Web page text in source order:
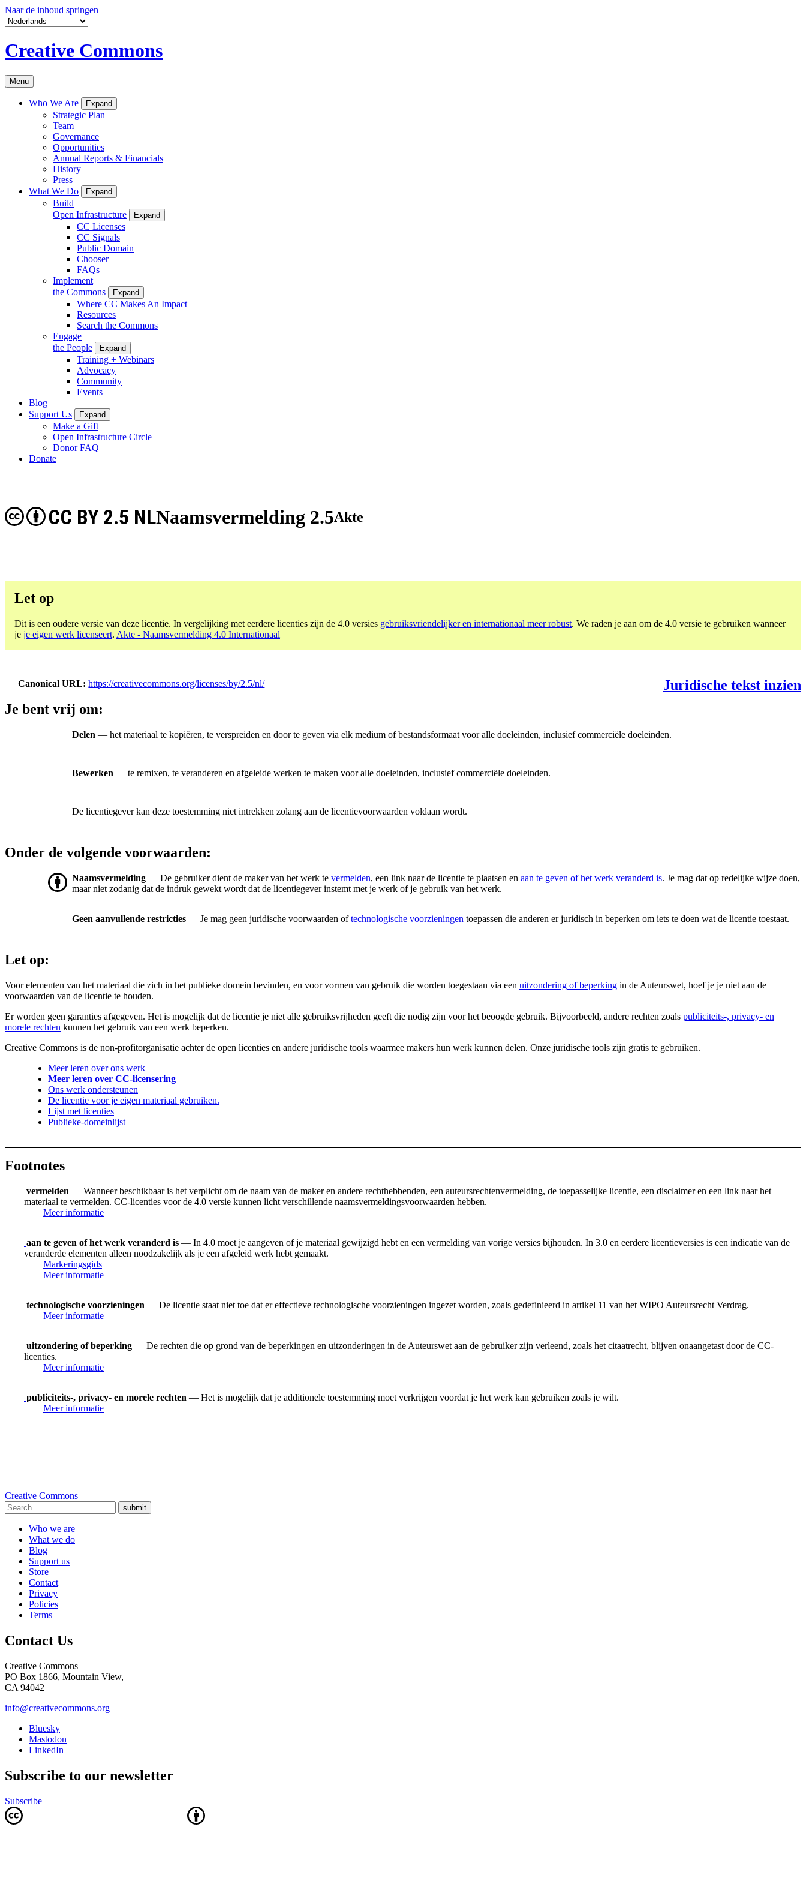
Naar de inhoud springen
Creative Commons
Menu
Who We Are Expand
Strategic Plan
Team
Governance
Opportunities
Annual Reports & Financials
History
Press
What We Do
Expand
Build
Open Infrastructure
Expand
CC Licenses
CC Signals
Public Domain
Chooser
FAQs
Implement
the Commons
Expand
Where CC Makes An Impact
Resources
Search the Commons
Engage
the People
Expand
Training + Webinars
Advocacy
Community
Events
Blog
Support Us
Expand
Make a Gift
Open Infrastructure Circle
Donor FAQ
Donate
Naamsvermelding 2.5
CC BY 2.5 NL Akte
Let op
Dit is een oudere versie van deze licentie. In vergelijking met eerdere licenties zijn de 4.0 versies gebruiksvriendelijker en internationaal meer robust. We raden je aan om de 4.0 versie te gebruiken wanneer
je je eigen werk licenseert. Akte - Naamsvermelding 4.0 Internationaal
Canonical URL https://creativecommons.org/licenses/by/2.5/nl/
Juridische tekst inzien
Je bent vrij om:
Delen — het materiaal te kopiëren, te verspreiden en door te geven via elk medium of bestandsformaat voor alle doeleinden, inclusief commerciële doeleinden.
Bewerken — te remixen, te veranderen en afgeleide werken te maken voor alle doeleinden, inclusief commerciële doeleinden.
De licentiegever kan deze toestemming niet intrekken zolang aan de licentievoorwaarden voldaan wordt.
Onder de volgende voorwaarden:
Naamsvermelding — De gebruiker dient de maker van het werk te vermelden, een link naar de licentie te plaatsen en aan te geven of het werk veranderd is. Je mag dat op redelijke wijze doen,
maar niet zodanig dat de indruk gewekt wordt dat de licentiegever instemt met je werk of je gebruik van het werk.
Geen aanvullende restricties — Je mag geen juridische voorwaarden oftechnologische voorzieningen toepassen die anderen er juridisch in beperken om iets te doen wat de licentie toestaat.
Let op:
Voor elementen van het materiaal die zich in het publieke domein bevinden, en voor vormen van gebruik die worden toegestaan via een uitzondering of beperking in de Auteurswet, hoef je je niet aan de
voorwaarden van de licentie te houden.
Er worden geen garanties afgegeven. Het is mogelijk dat de licentie je niet alle gebruiksvrijheden geeft die nodig zijn voor het beoogde gebruik. Bijvoorbeeld, andere rechten zoals publiciteits-, privacy- en
morele rechten kunnen het gebruik van een werk beperken.
Creative Commons is de non-profitorganisatie achter de open licenties en andere juridische tools waarmee makers hun werk kunnen delen. Onze juridische tools zijn gratis te gebruiken.
Meer leren over ons werk
Meer leren over CC-licensering
Ons werk ondersteunen
De licentie voor je eigen materiaal gebruiken.
Lijst met licenties
Publieke-domeinlijst
Footnotes
vermelden — Wanneer beschikbaar is het verplicht om de naam van de maker en andere rechthebbenden, een auteursrechtenvermelding, de toepasselijke licentie, een disclaimer en een link naar het
materiaal te vermelden. CC-licenties voor de 4.0 versie kunnen licht verschillende naamsvermeldingsvoorwaarden hebben.
Meer informatie
aan te geven of het werk veranderd is — In 4.0 moet je aangeven of je materiaal gewijzigd hebt en een vermelding van vorige versies bijhouden. In 3.0 en eerdere licentieversies is een indicatie van de
veranderde elementen alleen noodzakelijk als je een afgeleid werk hebt gemaakt.
Markeringsgids
Meer informatie
technologische voorzieningen — De licentie staat niet toe dat er effectieve technologische voorzieningen ingezet worden, zoals gedefinieerd in artikel 11 van het WIPO Auteursrecht Verdrag.
Meer informatie
uitzondering of beperking — De rechten die op grond van de beperkingen en uitzonderingen in de Auteurswet aan de gebruiker zijn verleend, zoals het citaatrecht, blijven onaangetast door de CC-
licenties.
Meer informatie
publiciteits-, privacy- en morele rechten — Het is mogelijk dat je additionele toestemming moet verkrijgen voordat je het werk kan gebruiken zoals je wilt.
Meer informatie
Creative Commons
submit
Who we are
What we do
Blog
Support us
Store
Contact
Privacy
Policies
Terms
Contact Us
Creative Commons
PO Box 1866, Mountain View,
CA 94042
info@creativecommons.org
Bluesky
Mastodon
LinkedIn
Subscribe to our newsletter
Subscribe